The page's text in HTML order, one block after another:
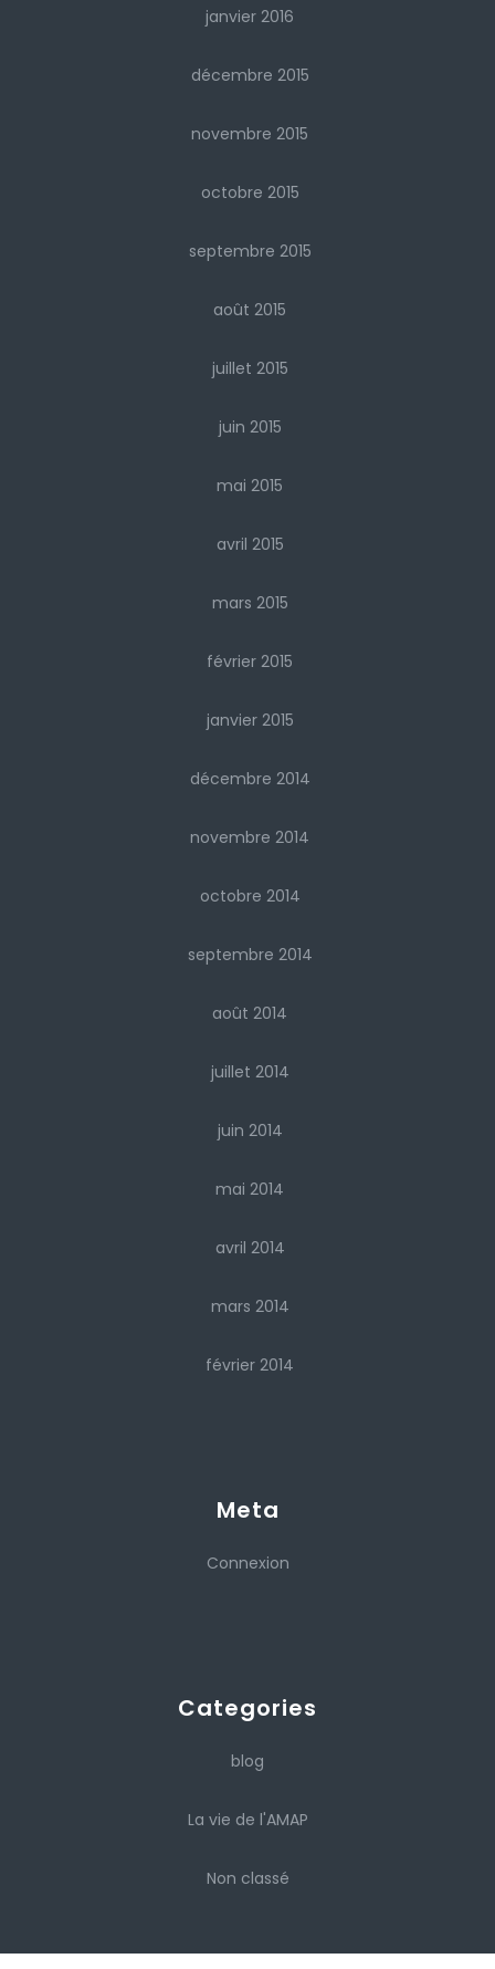
janvier 2016
décembre 2015
novembre 2015
octobre 2015
septembre 2015
août 2015
juillet 2015
juin 2015
mai 2015
avril 2015
mars 2015
février 2015
janvier 2015
décembre 2014
novembre 2014
octobre 2014
septembre 2014
août 2014
juillet 2014
juin 2014
mai 2014
avril 2014
mars 2014
février 2014
Meta
Connexion
Categories
blog
La vie de l'AMAP
Non classé